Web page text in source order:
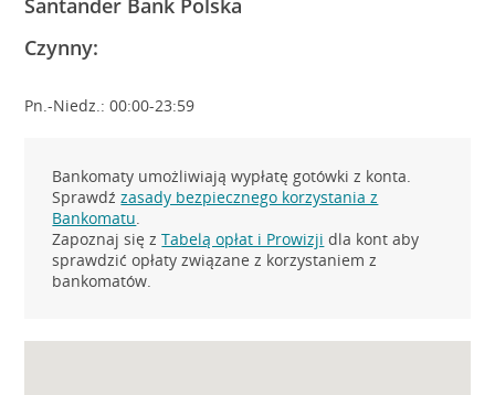
Santander Bank Polska
Czynny:
Pn.-Niedz.: 00:00-23:59
Bankomaty umożliwiają wypłatę gotówki z konta.
Sprawdźzasady bezpiecznego korzystania z
Bankomatu.
Zapoznaj się zTabelą opłat i Prowizji dla kont aby
sprawdzić opłaty związane z korzystaniem z
bankomatów.